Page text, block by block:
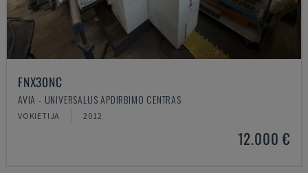
FNX30NC
AVIA - UNIVERSALUS APDIRBIMO CENTRAS
VOKIETIJA 2012
12.000 €